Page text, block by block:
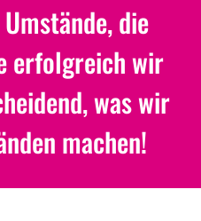
die
erfolgreich wir
was wir
machen!